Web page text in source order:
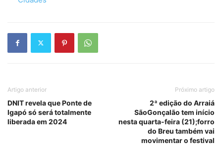
Artigo anterior
DNIT revela que Ponte de
Igapó só será totalmente
liberada em 2024
Próximo artigo
2ª edição do Arraiá
SãoGonçalão tem início
nesta quarta-feira (21);forro
do Breu também vai
movimentar o festival